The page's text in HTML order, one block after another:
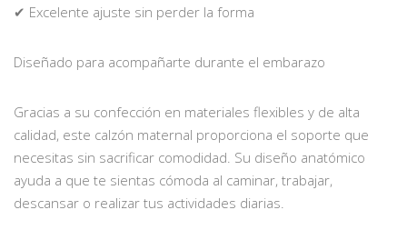
✔ Excelente ajuste sin perder la forma
Diseñado para acompañarte durante el embarazo
Gracias a su confección en materiales flexibles y de alta
calidad, este calzón maternal proporciona el soporte que
necesitas sin sacrificar comodidad. Su diseño anatómico
ayuda a que te sientas cómoda al caminar, trabajar,
descansar o realizar tus actividades diarias.